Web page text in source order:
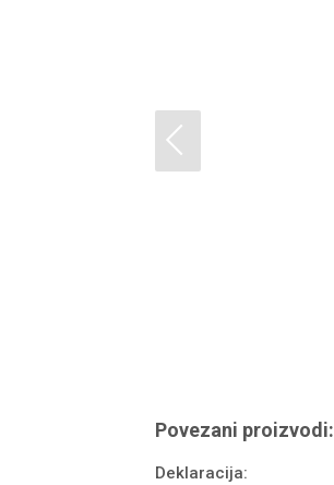
Povezani proizvodi:
Deklaracija: